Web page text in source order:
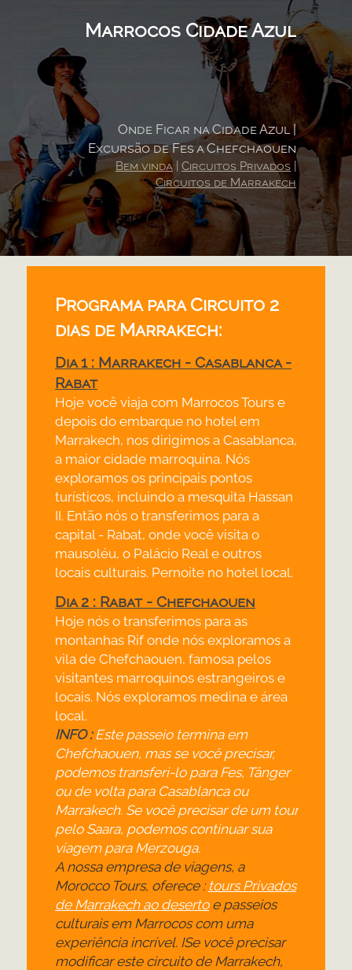
Marrocos Cidade Azul
Onde Ficar na Cidade Azul |
Excursão de Fes a Chefchaouen
Bem vinda Circuitos Privados
Circuitos de Marrakech
Programa para Circuito 2
dias de Marrakech:
Dia 1 : Marrakech - Casablanca -
Rabat
Hoje você viaja com Marrocos Tours e
depois do embarque no hotel em
Marrakech, nos dirigimos a Casablanca,
a maior cidade marroquina. Nós
exploramos os principais pontos
turísticos, incluindo a mesquita Hassan
II. Então nós o transferimos para a
capital - Rabat, onde você visita o
mausoléu, o Palácio Real e outros
locais culturais. Pernoite no hotel local.
Dia 2 : Rabat - Chefchaouen
Hoje nós o transferimos para as
montanhas Rif onde nós exploramos a
vila de Chefchaouen, famosa pelos
visitantes marroquinos estrangeiros e
locais. Nós exploramos medina e área
local.
INFO :Este passeio termina em
Chefchaouen, mas se você precisar,
podemos transferi-lo para Fes, Tânger
ou de volta para Casablanca ou
Marrakech. Se você precisar de um tour
pelo Saara, podemos continuar sua
viagem para Merzouga.
A nossa empresa de viagens, a
Morocco Tours, oferece : tours Privados
de Marrakech ao desertoe passeios
culturais em Marrocos com uma
experiência incrível. ISe você precisar
modificar este circuito de Marrakech,